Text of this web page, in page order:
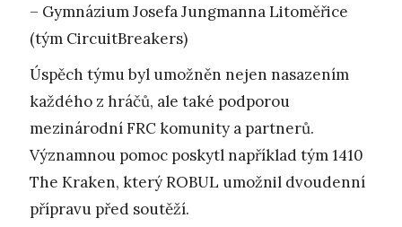
– Gymnázium Josefa Jungmanna Litoměřice
(tým CircuitBreakers)
Úspěch týmu byl umožněn nejen nasazením
každého z hráčů, ale také podporou
mezinárodní FRC komunity a partnerů.
Významnou pomoc poskytl například tým 1410
The Kraken, který ROBUL umožnil dvoudenní
přípravu před soutěží.